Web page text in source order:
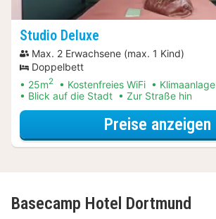
Studio Deluxe
Max. 2 Erwachsene (max. 1 Kind)
Doppelbett
25m2 Kostenfreies WiFi
Klimaanlage
Blick auf die Stadt
Zur Straße hin
Preise anzeigen
Basecamp Hotel Dortmund